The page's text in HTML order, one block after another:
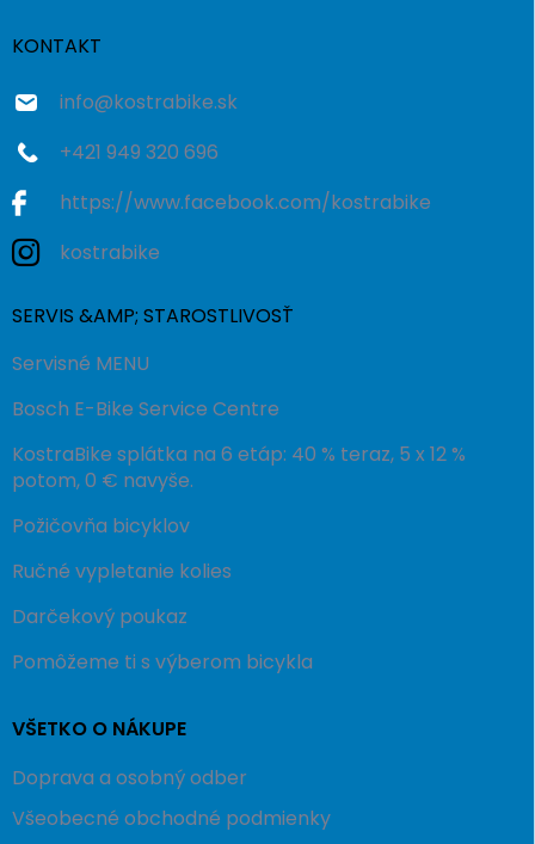
KONTAKT
info@kostrabike.sk
+421 949 320 696
https://www.facebook.com/kostrabike
kostrabike
SERVIS &AMP; STAROSTLIVOSŤ
Servisné MENU
Bosch E-Bike Service Centre
KostraBike splátka na 6 etáp: 40 % teraz, 5 x 12 %
potom, 0 € navyše.
Požičovňa bicyklov
Ručné vypletanie kolies
Darčekový poukaz
Pomôžeme ti s výberom bicykla
VŠETKO O NÁKUPE
Doprava a osobný odber
Všeobecné obchodné podmienky